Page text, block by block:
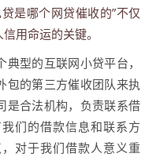
是哪个网贷催收的”不仅
用命运的关键。
型的互联网小贷平台，
包的第三方催收团队来执
是合法机构，负责联系借
们的借款信息和联系方
对于我们借款人意义重